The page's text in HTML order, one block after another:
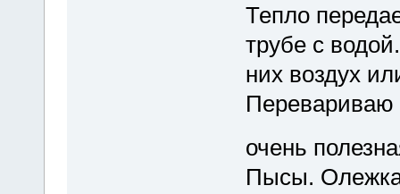
Тепло
трубе с
них воздух
Перевариваю
очень
Пысы.